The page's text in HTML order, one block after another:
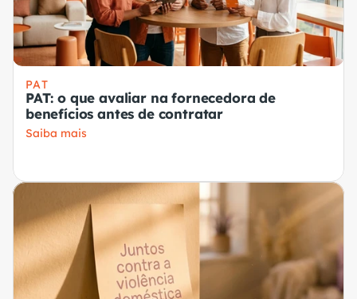
PAT
PAT: o que avaliar na fornecedora de
benefícios antes de contratar
Saiba mais